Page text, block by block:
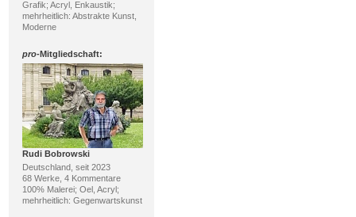
Grafik; Acryl, Enkaustik;
mehrheitlich: Abstrakte Kunst,
Moderne
pro-Mitgliedschaft:
Rudi Bobrowski
Deutschland, seit 2023
68 Werke, 4 Kommentare
100% Malerei; Oel, Acryl;
mehrheitlich: Gegenwartskunst